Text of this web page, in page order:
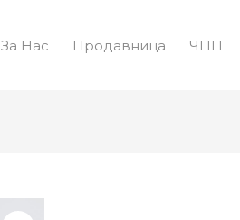
За Нас Продавница ЧПП